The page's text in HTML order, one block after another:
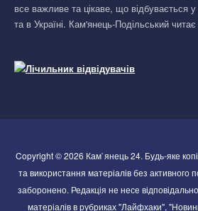
все важливе та цікаве, що відбувається
та в Україні. Кам'янець-Подільський
Copyright © 2026 Кам`янець 24. Будь-яке
та використання матеріалів без активного
заборонено. Редакція не несе
матеріалів в рубриках "Лайфхаки",